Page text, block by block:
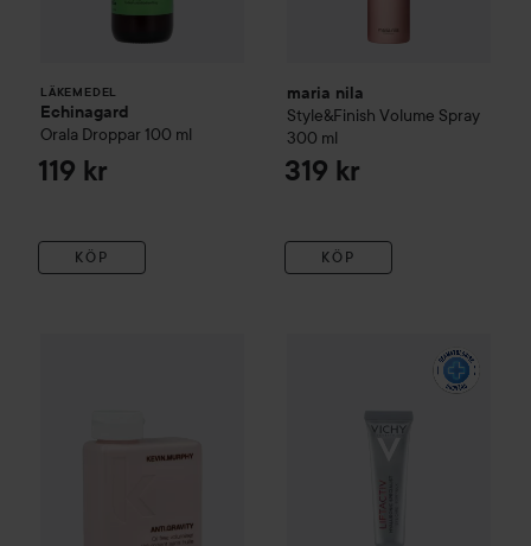
LÄKEMEDEL
Echinagard
Orala Droppar 100 ml
119 kr
KÖP
maria nila
Style&Finish Volume Spray
300 ml
319 kr
KÖP
150 mlUtan kampanj 355
H.A. Filler Eye